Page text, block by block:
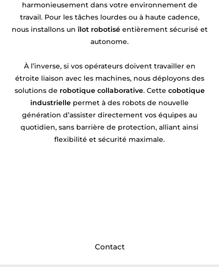
harmonieusement dans votre environnement de
travail. Pour les tâches lourdes ou à haute cadence,
nous installons un îlot robotiséentièrement sécurisé et
autonome.
À l’inverse, si vos opérateurs doivent travailler en
étroite liaison avec les machines, nous déployons des
solutions de robotique collaborative. Cette cobotique
industrielle permet à des robots de nouvelle
génération d’assister directement vos équipes au
quotidien, sans barrière de protection, alliant ainsi
flexibilité et sécurité maximale.
Contact